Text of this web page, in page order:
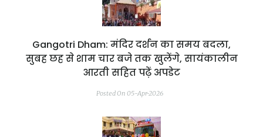
Gangotri Dham: मंदिर दर्शन का समय बदला,
सुबह छह से शाम चार बजे तक खुलेंगे, सायंकालीन
आरती सहित पढ़ें अपडेट
Posted On 05-Apr-2026